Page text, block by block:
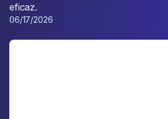
eficaz.
06/17/2026